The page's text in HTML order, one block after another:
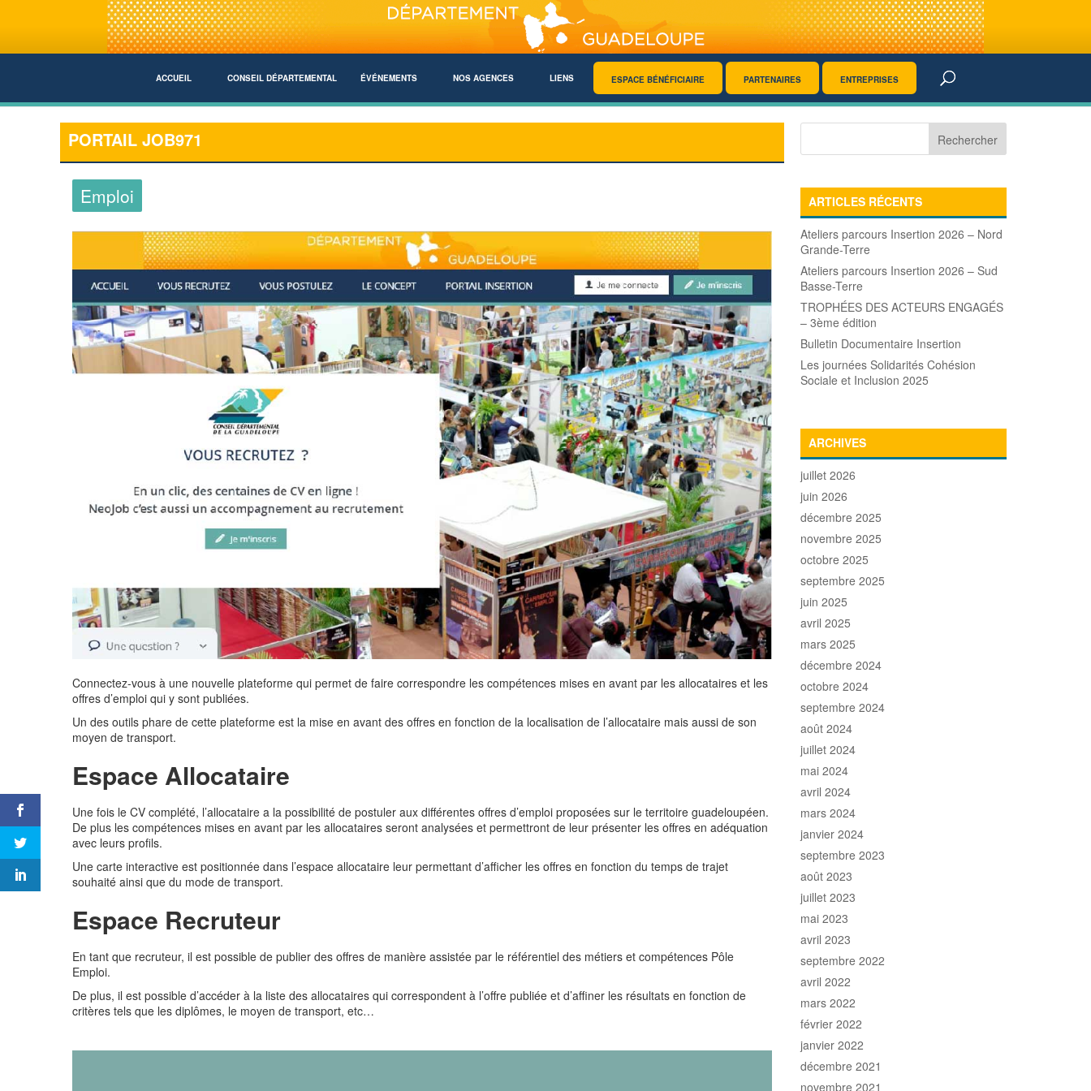
ACCUEIL CONSEIL DÉPARTEMENTAL ÉVÉNEMENTS NOS AGENCES LIENS ESPACE BÉNÉFICIAIRE PARTENAIRES ENTREPRISES
PORTAIL JOB971
Connectez-vous à une nouvelle plateforme qui permet de faire correspondre les compétences mises en avant par les allocataires et les
offres d’emploi qui y sont publiées.
Un des outils phare de cette plateforme est la mise en avant des offres en fonction de la localisation de l’allocataire mais aussi de son
moyen de transport.
Espace Allocataire
Une fois le CV complété, l’allocataire a la possibilité de postuler aux différentes offres d’emploi proposées sur le territoire guadeloupéen.
De plus les compétences mises en avant par les allocataires seront analysées et permettront de leur présenter les offres en adéquation
avec leurs profils.
Une carte interactive est positionnée dans l’espace allocataire leur permettant d’afficher les offres en fonction du temps de trajet
souhaité ainsi que du mode de transport.
Espace Recruteur
En tant que recruteur, il est possible de publier des offres de manière assistée par le référentiel des métiers et compétences Pôle
Emploi.
De plus, il est possible d’accéder à la liste des allocataires qui correspondent à l’offre publiée et d’affiner les résultats en fonction de
critères tels que les diplômes, le moyen de transport, etc…
ARTICLES RÉCENTS
Ateliers parcours Insertion 2026 – Nord
Grande-Terre
Ateliers parcours Insertion 2026 – Sud
Basse-Terre
TROPHÉES DES ACTEURS ENGAGÉS
– 3ème édition
Bulletin Documentaire Insertion
Les journées Solidarités Cohésion
Sociale et Inclusion 2025
ARCHIVES
juillet 2026
juin 2026
décembre 2025
novembre 2025
octobre 2025
septembre 2025
juin 2025
avril 2025
mars 2025
décembre 2024
octobre 2024
septembre 2024
août 2024
juillet 2024
mai 2024
avril 2024
mars 2024
janvier 2024
septembre 2023
août 2023
juillet 2023
mai 2023
avril 2023
septembre 2022
avril 2022
mars 2022
février 2022
janvier 2022
décembre 2021
novembre 2021